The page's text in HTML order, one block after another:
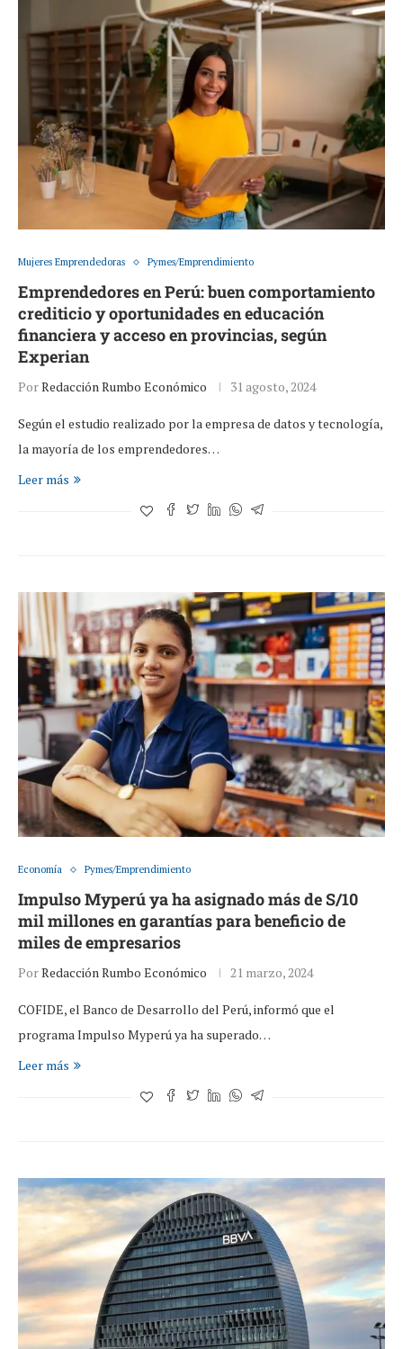
Mujeres Emprendedoras Pymes/Emprendimiento
Emprendedores en Perú: buen comportamiento
crediticio y oportunidades en educación
financiera y acceso en provincias, según
Experian
PorRedacción Rumbo Económico 31 agosto, 2024
Según el estudio realizado por la empresa de datos y tecnología,
la mayoría de los emprendedores…
Leer más
Economía Pymes/Emprendimiento
Impulso Myperú ya ha asignado más de S/10
mil millones en garantías para beneficio de
miles de empresarios
PorRedacción Rumbo Económico 21 marzo, 2024
COFIDE, el Banco de Desarrollo del Perú, informó que el
programa Impulso Myperú ya ha superado…
Leer más